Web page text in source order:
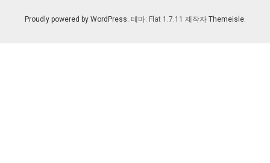
Proudly powered by WordPress. 테마: Flat 1.7.11 제작자 Themeisle.